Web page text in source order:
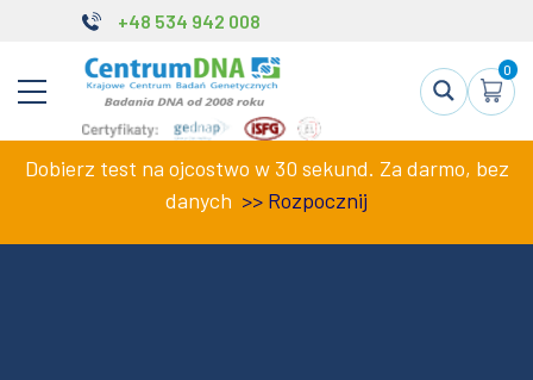
+48 534 942 008
0
Dobierz test na ojcostwo w 30 sekund. Za darmo, bez
danych >> Rozpocznij